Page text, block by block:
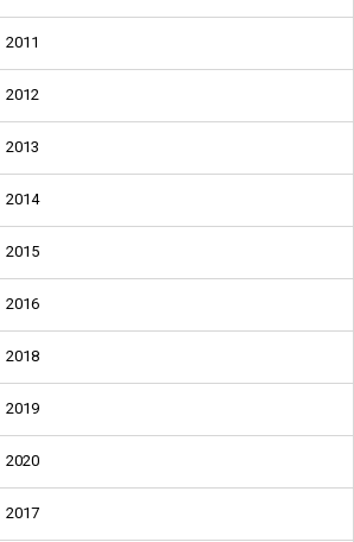
2011
2012
2013
2014
2015
2016
2018
2019
2020
2017